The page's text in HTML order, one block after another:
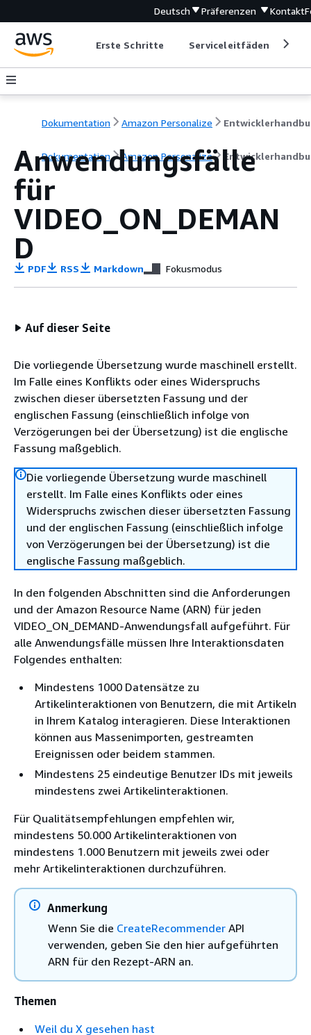
Deutsch Präferenzen Kontakt
Erste Schritte Serviceleitfäden
Dokumentation Amazon Personalize
Dokumentation Amazon Personalize
Anwendungsfälle
für
VIDEO_ON_DEMAN
D
PDF RSS Markdown Fokusmodus
Auf dieser Seite
Die vorliegende Übersetzung wurde maschinell erstellt.
Im Falle eines Konflikts oder eines Widerspruchs
zwischen dieser übersetzten Fassung und der
englischen Fassung (einschließlich infolge von
Verzögerungen bei der Übersetzung) ist die englische
Fassung maßgeblich.
Die vorliegende Übersetzung wurde maschinell
erstellt. Im Falle eines Konflikts oder eines
Widerspruchs zwischen dieser übersetzten Fassung
und der englischen Fassung (einschließlich infolge
von Verzögerungen bei der Übersetzung) ist die
englische Fassung maßgeblich.
In den folgenden Abschnitten sind die Anforderungen
und der Amazon Resource Name (ARN) für jeden
VIDEO_ON_DEMAND-Anwendungsfall aufgeführt. Für
alle Anwendungsfälle müssen Ihre Interaktionsdaten
Folgendes enthalten:
Mindestens 1000 Datensätze zu
Artikelinteraktionen von Benutzern, die mit Artikeln
in Ihrem Katalog interagieren. Diese Interaktionen
können aus Massenimporten, gestreamten
Ereignissen oder beidem stammen.
Mindestens 25 eindeutige Benutzer IDs mit jeweils
mindestens zwei Artikelinteraktionen.
Für Qualitätsempfehlungen empfehlen wir,
mindestens 50.000 Artikelinteraktionen von
mindestens 1.000 Benutzern mit jeweils zwei oder
mehr Artikelinteraktionen durchzuführen.
Anmerkung
Wenn Sie die CreateRecommender API
verwenden, geben Sie den hier aufgeführten
ARN für den Rezept-ARN an.
Themen
Weil du X gesehen hast